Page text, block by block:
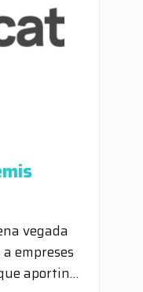
vegada
empreses
aportin…